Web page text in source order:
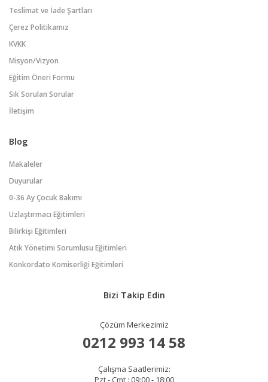
Teslimat ve İade Şartları
Çerez Politikamız
KVKK
Misyon/Vizyon
Eğitim Öneri Formu
Sık Sorulan Sorular
İletişim
Blog
Makaleler
Duyurular
0-36 Ay Çocuk Bakımı
Uzlaştırmacı Eğitimleri
Bilirkişi Eğitimleri
Atık Yönetimi Sorumlusu Eğitimleri
Konkordato Komiserliği Eğitimleri
Bizi Takip Edin
Çözüm Merkezimiz
0212 993 14 58
Çalışma Saatlerimiz:
Pzt - Cmt : 09:00 - 18:00